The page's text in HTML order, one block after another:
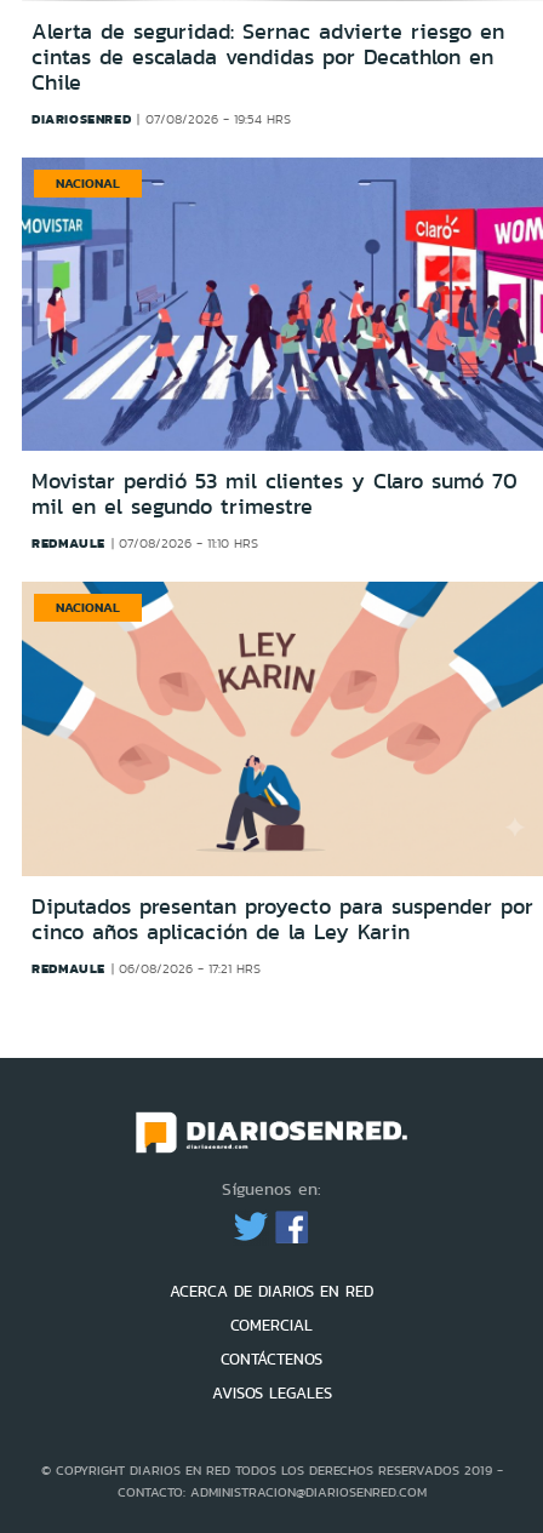
Alerta de seguridad: Sernac advierte riesgo en
cintas de escalada vendidas por Decathlon en
Chile
DIARIOSENRED 07/08/2026 - 19:54 HRS
NACIONAL
Movistar perdió 53 mil clientes y Claro sumó 70
mil en el segundo trimestre
REDMAULE 07/08/2026 - 11:10 HRS
NACIONAL
Diputados presentan proyecto para suspender por
cinco años aplicación de la Ley Karin
REDMAULE 06/08/2026 - 17:21 HRS
Síguenos en:
ACERCA DE DIARIOS EN RED
COMERCIAL
CONTÁCTENOS
AVISOS LEGALES
© COPYRIGHT DIARIOS EN RED TODOS LOS DERECHOS RESERVADOS 2019 -
CONTACTO: ADMINISTRACION@DIARIOSENRED.COM